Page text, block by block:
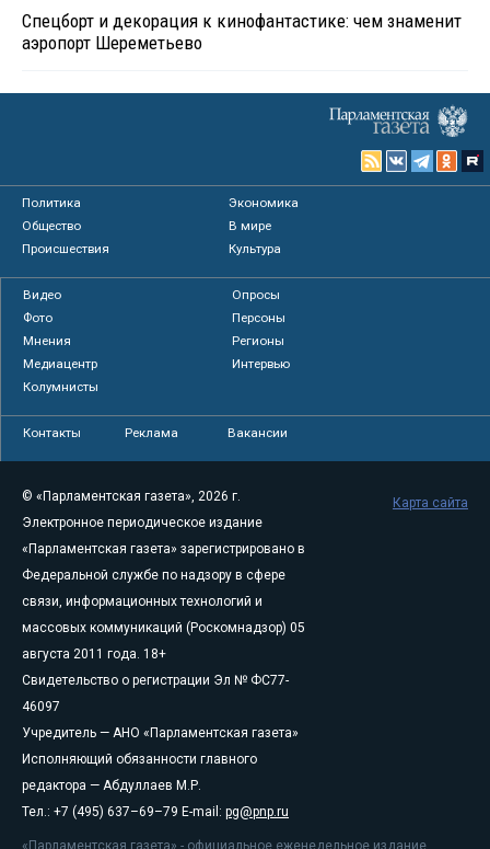
Спецборт и декорация к кинофантастике: чем знаменит
аэропорт Шереметьево
Политика
Экономика
Общество
В мире
Происшествия
Культура
Видео
Опросы
Фото
Персоны
Мнения
Регионы
Медиацентр
Интервью
Колумнисты
Контакты Реклама Вакансии
© «Парламентская газета», 2026 г.
Электронное периодическое издание
«Парламентская газета» зарегистрировано в
Федеральной службе по надзору в сфере
связи, информационных технологий и
массовых коммуникаций (Роскомнадзор) 05
августа 2011 года. 18+
Свидетельство о регистрации Эл № ФС77-
46097
Учредитель — АНО «Парламентская газета»
Исполняющий обязанности главного
редактора — Абдуллаев М.Р.
Тел.: +7 (495) 637–69–79 E-mail: pg@pnp.ru
Карта сайта